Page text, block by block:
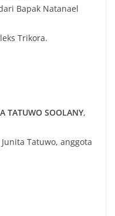
Bapak Natanael
Trikora.
TATUWO SOOLANY,
Tatuwo, anggota